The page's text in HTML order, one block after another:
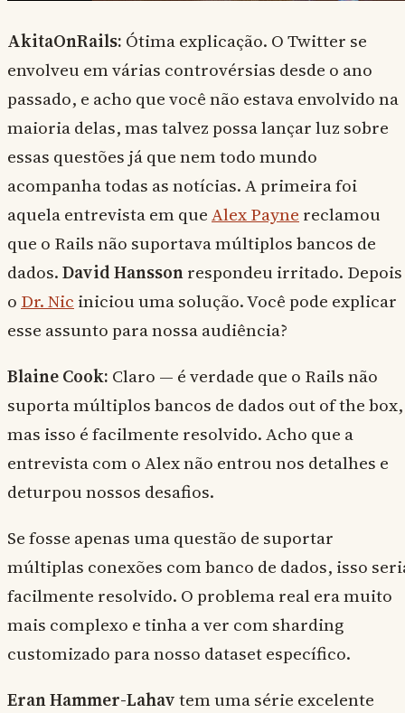
AkitaOnRails: Ótima explicação. O Twitter se
envolveu em várias controvérsias desde o ano
passado, e acho que você não estava envolvido na
maioria delas, mas talvez possa lançar luz sobre
essas questões já que nem todo mundo
acompanha todas as notícias. A primeira foi
aquela entrevista em queAlex Payne reclamou
que o Rails não suportava múltiplos bancos de
dados.David Hanssonrespondeu irritado. Depois
o Dr. Nic iniciou uma solução. Você pode explicar
esse assunto para nossa audiência?
Blaine Cook: Claro — é verdade que o Rails não
suporta múltiplos bancos de dados out of the box,
mas isso é facilmente resolvido. Acho que a
entrevista com o Alex não entrou nos detalhes e
deturpou nossos desafios.
Se fosse apenas uma questão de suportar
múltiplas conexões com banco de dados, isso
facilmente resolvido. O problema real era muito
mais complexo e tinha a ver com sharding
customizado para nosso dataset específico.
Eran Hammer-Lahavtem uma série excelente